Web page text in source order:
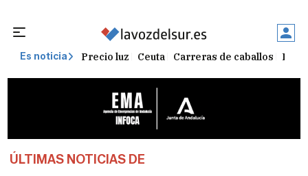
Es noticia Precio luz Ceuta Carreras de caballos
ÚLTIMAS NOTICIAS DE